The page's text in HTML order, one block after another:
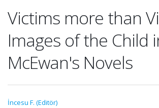
Victims more than
Images of the Child
McEwan's Novels
İncesu F. (Editör)